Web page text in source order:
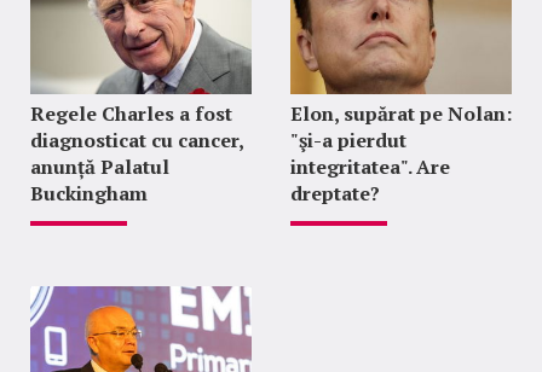
Regele Charles a fost
diagnosticat cu cancer,
anunță Palatul
Buckingham
Elon, supărat pe Nolan:
"şi-a pierdut
integritatea". Are
dreptate?